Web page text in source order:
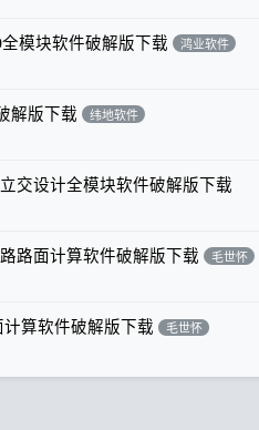
模块软件破解版下载 鸿业软件
解版下载 纬地软件
交设计全模块软件破解版下载
路面计算软件破解版下载 毛世怀
算软件破解版下载 毛世怀